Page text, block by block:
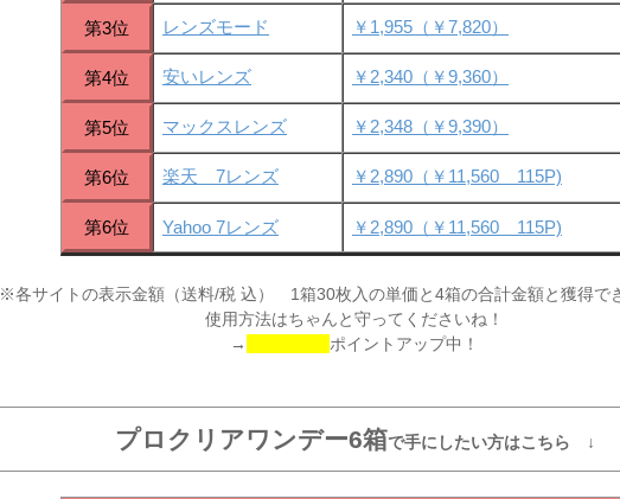
第3位 レンズモード ￥1,955（￥7,820）
第4位 安いレンズ ￥2,340（￥9,360）
第5位 マックスレンズ ￥2,348（￥9,390）
第6位 楽天 7レンズ ￥2,890（￥11,560 115P)
第6位 Yahoo 7レンズ ￥2,890（￥11,560 115P)
※各サイトの表示金額（送料/税 込） 1箱30枚入の単価と4箱の合計金額と獲得で
使用方法はちゃんと守ってくださいね！
→
ポイントアップ中！
プロクリアワンデー6箱で手にしたい方はこちら ↓